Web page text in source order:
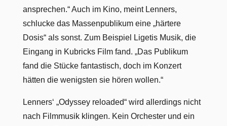
ansprechen.“ Auch im Kino, meint Lenners,
schlucke das Massenpublikum eine „härtere
Dosis“ als sonst. Zum Beispiel Ligetis Musik, die
Eingang in Kubricks Film fand. „Das Publikum
fand die Stücke fantastisch, doch im Konzert
hätten die wenigsten sie hören wollen.“
Lenners‘ „Odyssey reloaded“ wird allerdings nicht
nach Filmmusik klingen. Kein Orchester und ein